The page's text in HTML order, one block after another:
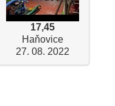
17,45
Haňovice
27. 08. 2022